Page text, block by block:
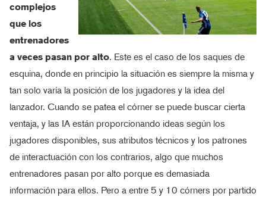
complejos
que los
entrenadores
a veces pasan por alto. Este es el caso de los saques de
esquina, donde en principio la situación es siempre la misma y
tan solo varía la posición de los jugadores y la idea del
lanzador. Cuando se patea el córner se puede buscar cierta
ventaja, y las IA están proporcionando ideas según los
jugadores disponibles, sus atributos técnicos y los patrones
de interactuación con los contrarios, algo que muchos
entrenadores pasan por alto porque es demasiada
información para ellos. Pero a entre 5 y 10 córners por partido